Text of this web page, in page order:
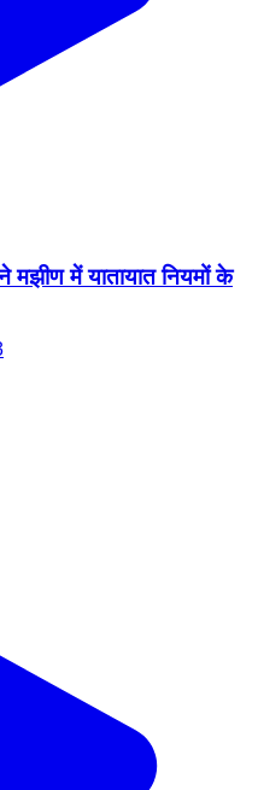
मझीण में यातायात नियमों के